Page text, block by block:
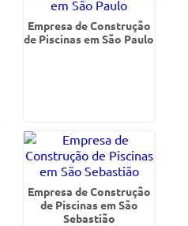
Empresa de Construção
de Piscinas em São Paulo
Empresa de Construção
de Piscinas em São
Sebastião